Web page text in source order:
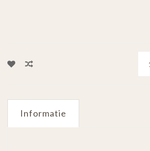
Informatie